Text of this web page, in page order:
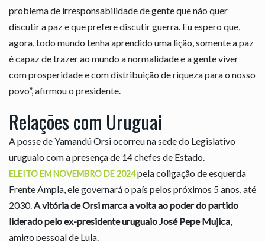
problema de irresponsabilidade de gente que não quer
discutir a paz e que prefere discutir guerra. Eu espero que,
agora, todo mundo tenha aprendido uma lição, somente a paz
é capaz de trazer ao mundo a normalidade e a gente viver
com prosperidade e com distribuição de riqueza para o nosso
povo”, afirmou o presidente.
Relações com Uruguai
A posse de Yamandú Orsi ocorreu na sede do Legislativo
uruguaio com a presença de 14 chefes de Estado.
ELEITO EM NOVEMBRO DE 2024pela coligação de esquerda
Frente Ampla, ele governará o país pelos próximos 5 anos, até
2030. A vitória de Orsi marca a volta ao poder do partido
liderado pelo ex-presidente uruguaio José Pepe Mujica
amigo pessoal de Lula.